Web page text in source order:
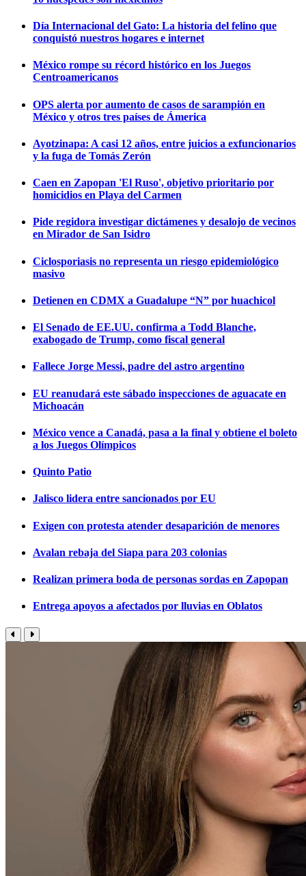
Día Internacional del Gato: La historia del felino que
conquistó nuestros hogares e internet
México rompe su récord histórico en los Juegos
Centroamericanos
OPS alerta por aumento de casos de sarampión en
México y otros tres países de Ámerica
Ayotzinapa: A casi 12 años, entre juicios a exfuncionarios
y la fuga de Tomás Zerón
Caen en Zapopan 'El Ruso', objetivo prioritario por
homicidios en Playa del Carmen
Pide regidora investigar dictámenes y desalojo de vecinos
en Mirador de San Isidro
Ciclosporiasis no representa un riesgo epidemiológico
masivo
Detienen en CDMX a Guadalupe “N” por huachicol
El Senado de EE.UU. confirma a Todd Blanche,
exabogado de Trump, como fiscal general
Fallece Jorge Messi, padre del astro argentino
EU reanudará este sábado inspecciones de aguacate en
Michoacán
México vence a Canadá, pasa a la final y obtiene el boleto
a los Juegos Olímpicos
Quinto Patio
Jalisco lidera entre sancionados por EU
Exigen con protesta atender desaparición de menores
Avalan rebaja del Siapa para 203 colonias
Realizan primera boda de personas sordas en Zapopan
Entrega apoyos a afectados por lluvias en Oblatos